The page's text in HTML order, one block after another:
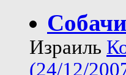
Израиль
(24/12/